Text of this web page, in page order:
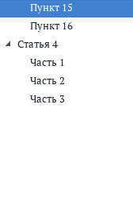
Пункт 15
Пункт 16
Статья 4
Часть 1
Часть 2
Часть 3